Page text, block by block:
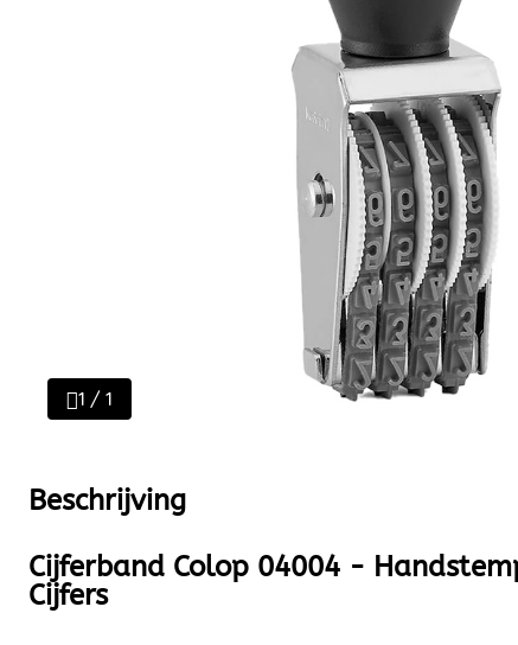
1 / 1
Beschrijving
Cijferband Colop 04004 -
Cijfers